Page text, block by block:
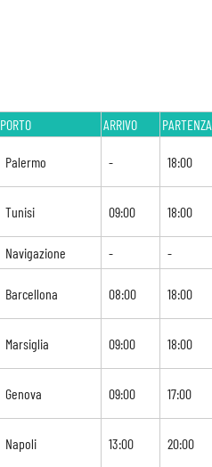
PORTO ARRIVO PARTENZA
Palermo - 18:00
Tunisi 09:00 18:00
Navigazione - -
Barcellona 08:00 18:00
Marsiglia 09:00 18:00
Genova 09:00 17:00
Napoli 13:00 20:00